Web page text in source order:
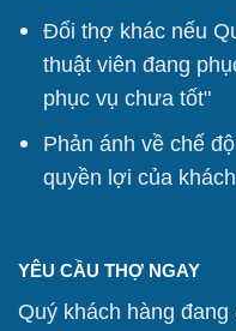
Đổi thợ khác nếu
thuật viên đang
phục vụ chưa tốt"
Phản ánh về chế
quyền lợi của
YÊU CẦU THỢ NGAY
Quý khách hàng